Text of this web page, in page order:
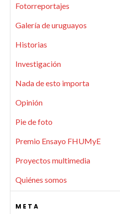
Fotorreportajes
Galería de uruguayos
Historias
Investigación
Nada de esto importa
Opinión
Pie de foto
Premio Ensayo FHUMyE
Proyectos multimedia
Quiénes somos
META